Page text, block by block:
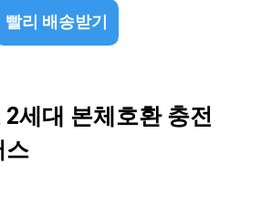
빨리 배송받기
세대 본체호환 충전
스